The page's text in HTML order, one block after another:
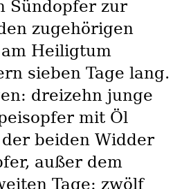
Sündopfer zur
zugehörigen
Heiligtum
sieben Tage lang.
dreizehn junge
mit Öl
beiden Widder
außer dem
Tage: zwölf